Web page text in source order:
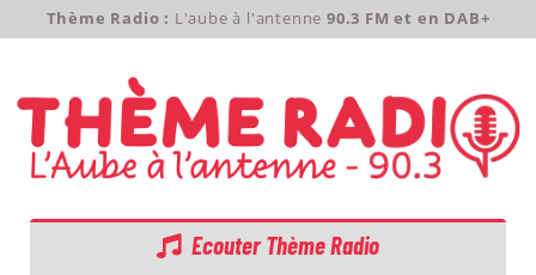
Thème Radio : L'aube à l'antenne 90.3 FM et en DAB+
Ecouter Thème Radio